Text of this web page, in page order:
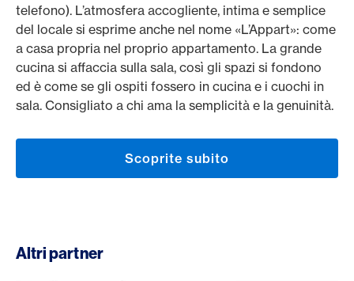
telefono). L’atmosfera accogliente, intima e semplice
del locale si esprime anche nel nome «L’Appart»: come
a casa propria nel proprio appartamento. La grande
cucina si affaccia sulla sala, così gli spazi si fondono
ed è come se gli ospiti fossero in cucina e i cuochi in
sala. Consigliato a chi ama la semplicità e la genuinità.
Scoprite subito
Altri partner